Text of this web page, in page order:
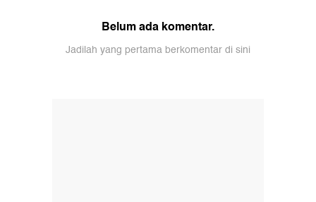
Belum ada komentar.
Jadilah yang pertama berkomentar di sini